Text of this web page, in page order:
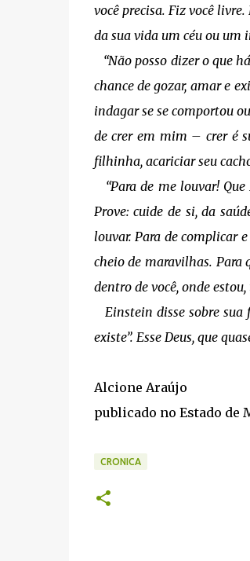
você precisa. Fiz você
da sua vida um céu ou um
“Não posso dizer o que
chance de gozar, amar e
indagar se se comportou
de crer em mim – crer é
filhinha, acariciar seu
“Para de me louvar! Que
Prove: cuide de si, da
louvar. Para de complicar
cheio de maravilhas. Para
dentro de você, onde estou,
Einstein disse sobre sua
existe”. Esse Deus, que
Alcione Araújo
publicado no Estado de
CRONICA